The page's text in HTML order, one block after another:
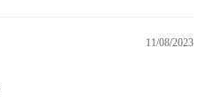
11/08/2023